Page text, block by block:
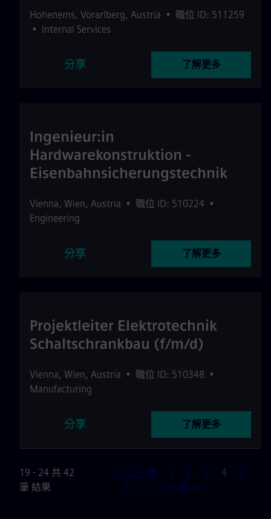
Hohenems, Vorarlberg, Austria • 職位 ID: 511259
• Internal Services
分享 了解更多
Ingenieur:in
Hardwarekonstruktion -
Eisenbahnsicherungstechnik
Vienna, Wien, Austria • 職位 ID: 510224 •
Engineering
分享 了解更多
Projektleiter Elektrotechnik
Schaltschrankbau (f/m/d)
Vienna, Wien, Austria • 職位 ID: 510348 •
Manufacturing
分享 了解更多
19 - 24 共 42
筆 結果
<< 上一頁 1 2 3 頁
4
5
6
7 下一頁 >>